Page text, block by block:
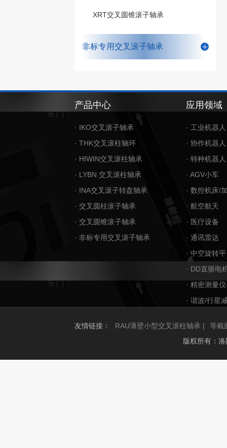
XRT交叉圆锥滚子轴承
非标专用交叉滚子轴承
产品中心
· IKO交叉滚子轴承
· THK交叉滚柱轴环
· HIWIN交叉滚柱轴承
· LYBN 交叉滚柱轴承
· INA交叉滚子转盘轴承
· 交叉圆柱滚子轴承
· 交叉圆锥滚子轴承
· 非标专用交叉滚子轴承
应用领域
· 工业机器人
· 协作机器人
· 特种机器人
· AGV小车
· 数控机床/
· 航空航天
· 医疗设备
· 通讯雷达
· 中空旋转
· DD直驱电
· 精密测量
· 谐波/行星
友情链接： RAU薄壁小型交叉滚柱轴承 |
等截
版权所有：